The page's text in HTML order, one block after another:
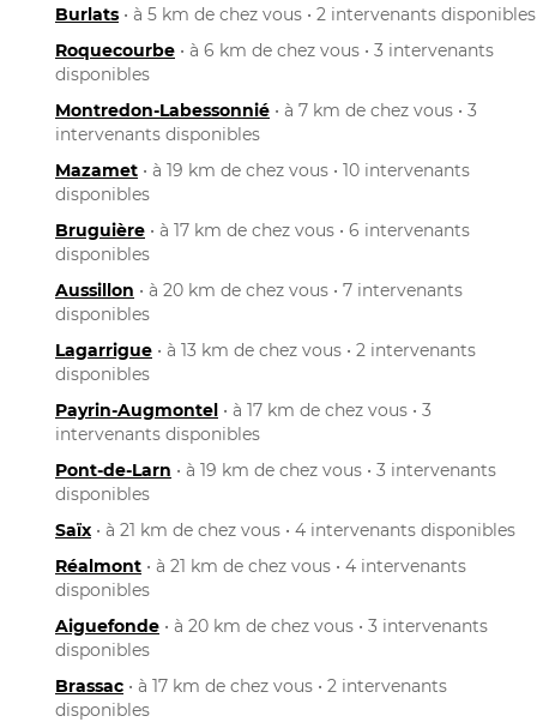
Burlats • à 5 km de chez vous • 2 intervenants disponibles
Roquecourbe • à 6 km de chez vous • 3 intervenants
disponibles
Montredon-Labessonnié • à 7 km de chez vous • 3
intervenants disponibles
Mazamet • à 19 km de chez vous • 10 intervenants
disponibles
Bruguière • à 17 km de chez vous • 6 intervenants
disponibles
Aussillon • à 20 km de chez vous • 7 intervenants
disponibles
Lagarrigue • à 13 km de chez vous • 2 intervenants
disponibles
Payrin-Augmontel • à 17 km de chez vous • 3
intervenants disponibles
Pont-de-Larn • à 19 km de chez vous • 3 intervenants
disponibles
Saïx • à 21 km de chez vous • 4 intervenants disponibles
Réalmont • à 21 km de chez vous • 4 intervenants
disponibles
Aiguefonde • à 20 km de chez vous • 3 intervenants
disponibles
Brassac • à 17 km de chez vous • 2 intervenants
disponibles